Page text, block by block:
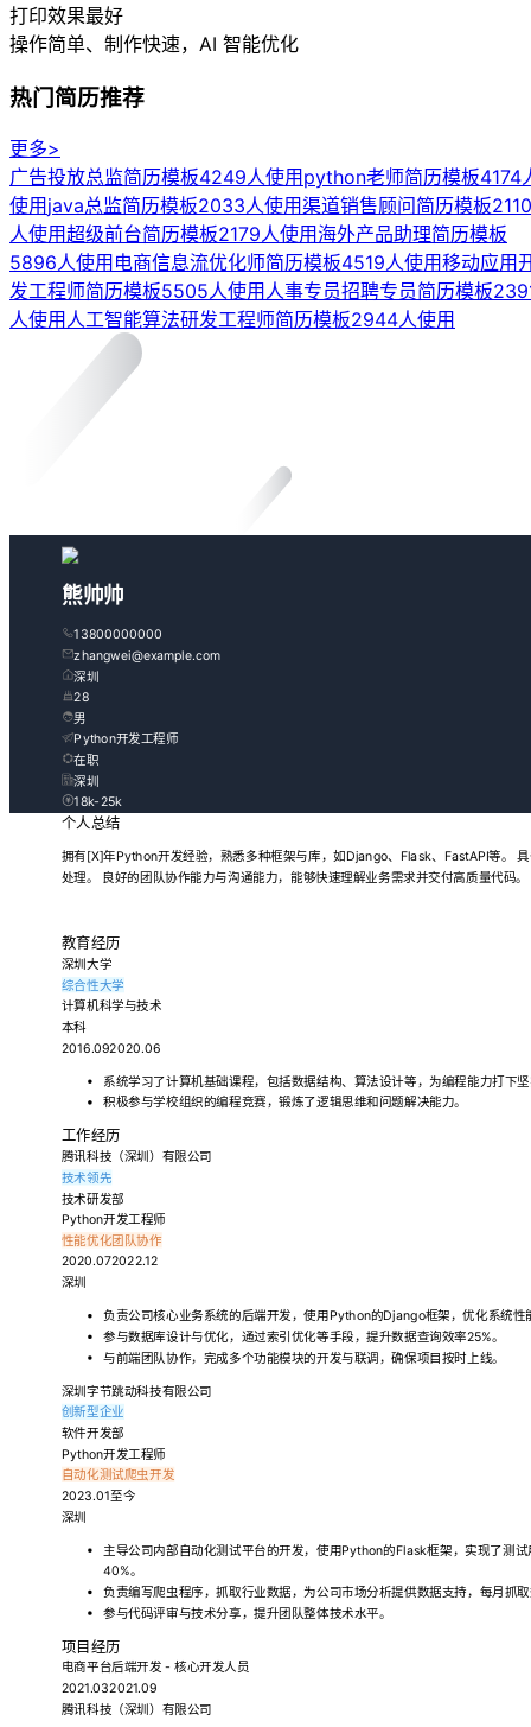
打印效果最好
操作简单、制作快速，AI 智能优化
热门简历推荐
更多>
广告投放总监简历模板4249人使用 python老师简历模板4174
使用 java总监简历模板2033人使用渠道销售顾问简历模板2110
人使用超级前台简历模板2179人使用 海外产品助理简历模板
5896人使用 电商信息流优化师简历模板4519人使用移动应用
发工程师简历模板5505人使用 人事专员招聘专员简历模板
人使用 人工智能算法研发工程师简历模板2944人使用
熊帅帅
13800000000
zhangwei@example.com
深圳
28
男
Python开发工程师
在职
深圳
18k-25k
个人总结
拥有[X]年Python开发经验，熟悉多种框架与库，如Django、Flask、FastAPI等。
处理。 良好的团队协作能力与沟通能力，能够快速理解业务需求并交付高质量代码。
教育经历
深圳大学
综合性大学
计算机科学与技术
本科
2016.092020.06
系统学习了计算机基础课程，包括数据结构、算法设计等，为编程能力打下
积极参与学校组织的编程竞赛，锻炼了逻辑思维和问题解决能力。
工作经历
腾讯科技（深圳）有限公司
技术领先
技术研发部
Python开发工程师
性能优化团队协作
2020.072022.12
深圳
负责公司核心业务系统的后端开发，使用Python的Django框架，优化系统
参与数据库设计与优化，通过索引优化等手段，提升数据查询效率25%。
与前端团队协作，完成多个功能模块的开发与联调，确保项目按时上线。
深圳字节跳动科技有限公司
创新型企业
软件开发部
Python开发工程师
自动化测试爬虫开发
2023.01至今
深圳
主导公司内部自动化测试平台的开发，使用Python的Flask框架，实现了测
40%。
负责编写爬虫程序，抓取行业数据，为公司市场分析提供数据支持，每月抓
参与代码评审与技术分享，提升团队整体技术水平。
项目经历
电商平台后端开发 - 核心开发人员
2021.032021.09
腾讯科技（深圳）有限公司